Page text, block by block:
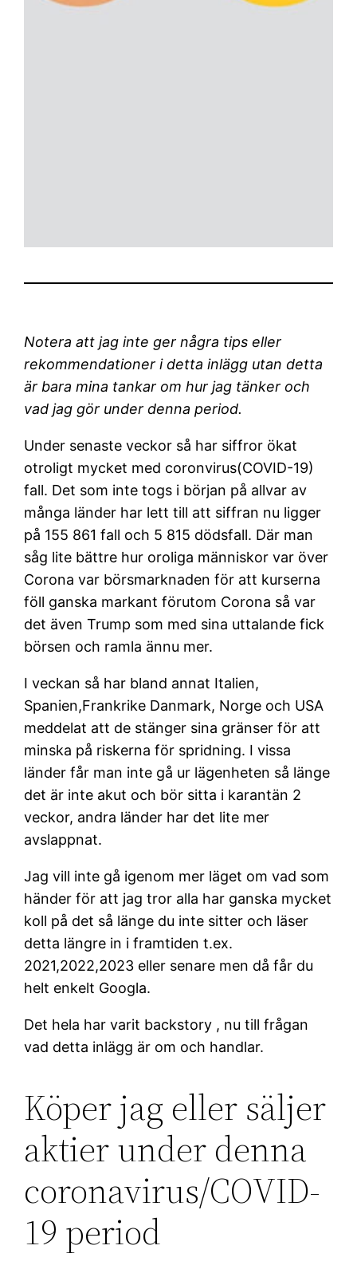
Notera att jag inte ger några tips eller
rekommendationer i detta inlägg utan detta
är bara mina tankar om hur jag tänker och
vad jag gör under denna period.
Under senaste veckor så har siffror ökat
otroligt mycket med coronvirus(COVID-19)
fall. Det som inte togs i början på allvar av
många länder har lett till att siffran nu ligger
på 155 861 fall och 5 815 dödsfall. Där man
såg lite bättre hur oroliga människor var över
Corona var börsmarknaden för att kurserna
föll ganska markant förutom Corona så var
det även Trump som med sina uttalande fick
börsen och ramla ännu mer.
I veckan så har bland annat Italien,
Spanien,Frankrike Danmark, Norge och USA
meddelat att de stänger sina gränser för att
minska på riskerna för spridning. I vissa
länder får man inte gå ur lägenheten så länge
det är inte akut och bör sitta i karantän 2
veckor, andra länder har det lite mer
avslappnat.
Jag vill inte gå igenom mer läget om vad som
händer för att jag tror alla har ganska mycket
koll på det så länge du inte sitter och läser
detta längre in i framtiden t.ex.
2021,2022,2023 eller senare men då får du
helt enkelt Googla.
Det hela har varit backstory , nu till frågan
vad detta inlägg är om och handlar.
Köper jag eller säljer
aktier under denna
coronavirus/COVID-
19 period